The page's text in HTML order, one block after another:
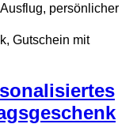
persönlicher
Gutschein mit